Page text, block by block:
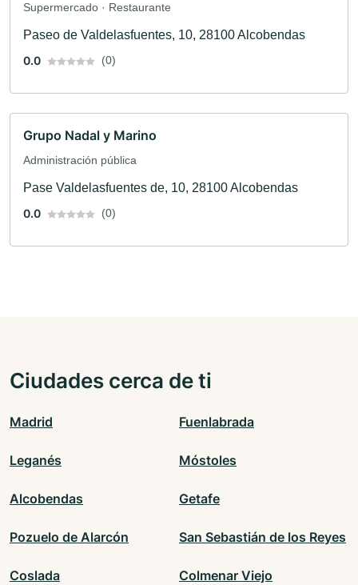
Supermercado · Restaurante
Paseo de Valdelasfuentes, 10, 28100 Alcobendas
0.0
(0)
Grupo Nadal y Marino
Administración pública
Pase Valdelasfuentes de, 10, 28100 Alcobendas
0.0
(0)
Ciudades cerca de ti
Madrid Fuenlabrada
Leganés Móstoles
Alcobendas Getafe
Pozuelo de Alarcón San Sebastián de los Reyes
Coslada Colmenar Viejo